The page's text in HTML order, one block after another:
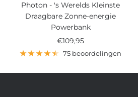
Photon - 's Werelds Kleinste
Draagbare Zonne-energie
Powerbank
Verkoopprijs
€109,95
75 beoordelingen